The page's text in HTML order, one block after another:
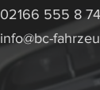
02166 555 8
info@bc-